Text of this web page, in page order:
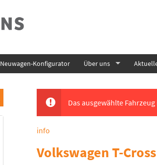
Neuwagen-Konfigurator Über uns
Das ausgewählte
info
Volkswagen T-Cross